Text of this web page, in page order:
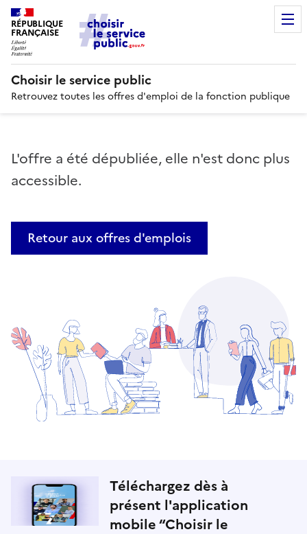
RÉPUBLIQUE
FRANÇAISE
Choisir le service public
Retrouvez toutes les offres d'emploi de la fonction publique
L'offre a été dépubliée, elle n'est donc plus
accessible.
Retour aux offres d'emplois
Téléchargez dès à
présent l'application
mobile “Choisir le